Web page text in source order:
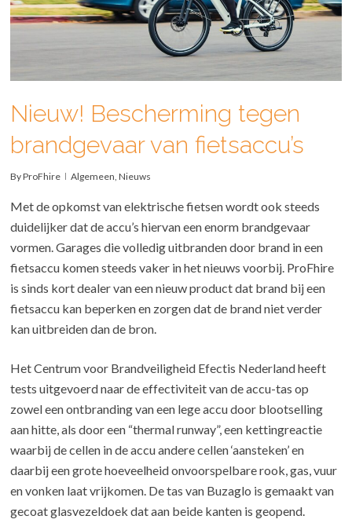
Nieuw! Bescherming tegen
brandgevaar van fietsaccu’s
ByProFhire Algemeen,Nieuws
Met de opkomst van elektrische fietsen wordt ook steeds
duidelijker dat de accu’s hiervan een enorm brandgevaar
vormen. Garages die volledig uitbranden door brand in een
fietsaccu komen steeds vaker in het nieuws voorbij. ProFhire
is sinds kort dealer van een nieuw product dat brand bij een
fietsaccu kan beperken en zorgen dat de brand niet verder
kan uitbreiden dan de bron.
Het Centrum voor Brandveiligheid Efectis Nederland heeft
tests uitgevoerd naar de effectiviteit van de accu-tas op
zowel een ontbranding van een lege accu door blootselling
aan hitte, als door een “thermal runway”, een kettingreactie
waarbij de cellen in de accu andere cellen ‘aansteken’ en
daarbij een grote hoeveelheid onvoorspelbare rook, gas, vuur
en vonken laat vrijkomen. De tas van Buzaglo is gemaakt van
gecoat glasvezeldoek dat aan beide kanten is geopend.